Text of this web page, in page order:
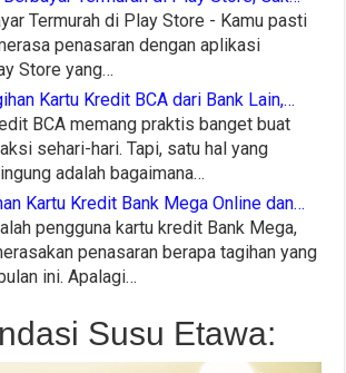
Termurah di Play Store - Kamu pasti
penasaran dengan aplikasi
Store yang…
Kartu Kredit BCA dari Bank Lain,…
BCA memang praktis banget buat
sehari-hari. Tapi, satu hal yang
adalah bagaimana…
Kartu Kredit Bank Mega Online dan…
pengguna kartu kredit Bank Mega,
penasaran berapa tagihan yang
ini. Apalagi…
Susu Etawa: